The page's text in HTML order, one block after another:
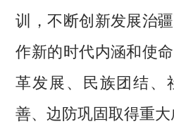
训，不断创新发展治
作新的时代内涵和使
革发展、民族团结、
善、边防巩固取得重大